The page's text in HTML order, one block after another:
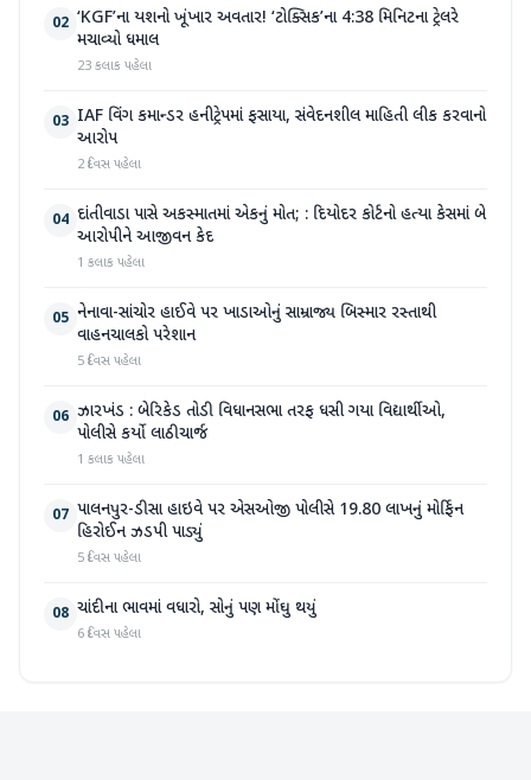
02 ‘KGF’ના યશનો ખૂંખાર અવતાર! ‘ટોક્સિક’ના 4:38 મિનિટના ટ્રેલરે
મચાવ્યો ધમાલ
23 કલાક પહેલા
03 IAF વિંગ કમાન્ડર હનીટ્રેપમાં ફસાયા, સંવેદનશીલ માહિતી લીક કરવાનો
આરોપ
2 દિવસ પહેલા
04 દાંતીવાડા પાસે અકસ્માતમાં એકનું મોત; : દિયોદર કોર્ટનો હત્યા કેસમાં બે
આરોપીને આજીવન કેદ
1 કલાક પહેલા
05 નેનાવા-સાંચોર હાઈવે પર ખાડાઓનું સામ્રાજ્ય બિસ્માર રસ્તાથી
વાહનચાલકો પરેશાન
5 દિવસ પહેલા
06 ઝારખંડ : બેરિકેડ તોડી વિધાનસભા તરફ ધસી ગયા વિદ્યાર્થીઓ,
પોલીસે કર્યો લાઠીચાર્જ
1 કલાક પહેલા
07 પાલનપુર-ડીસા હાઇવે પર એસઓજી પોલીસે 19.80 લાખનું મોર્ફિન
હિરોઈન ઝડપી પાડ્યું
5 દિવસ પહેલા
08 ચાંદીના ભાવમાં વધારો, સોનું પણ મોંઘુ થયું
6 દિવસ પહેલા